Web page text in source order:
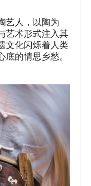
人，以陶为
艺术形式注入其
文化闪烁着人类
的情思乡愁。